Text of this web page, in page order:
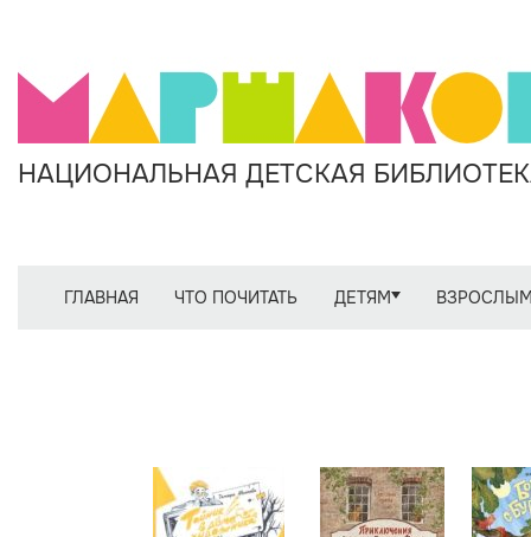
НАЦИОНАЛЬНАЯ ДЕТСКАЯ
ГЛАВНАЯ ЧТО ПОЧИТАТЬ ДЕТЯМ